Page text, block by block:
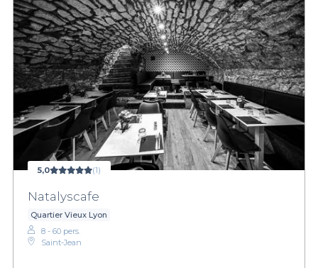
5,0 (1)
Natalyscafe
Quartier Vieux Lyon
8 - 60 pers.
Saint-Jean